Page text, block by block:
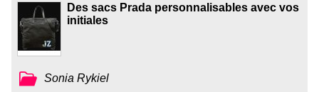
Des sacs Prada personnalisables avec vos
initiales
Sonia Rykiel